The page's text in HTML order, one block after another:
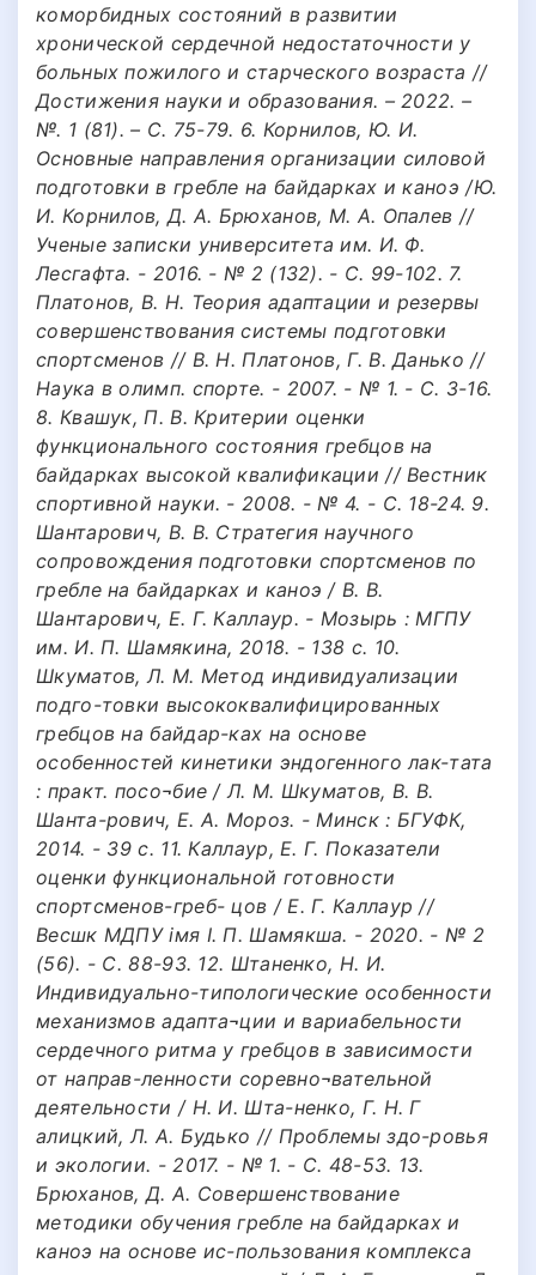
коморбидных состояний в развитии
хронической сердечной недостаточности у
больных пожилого и старческого возраста //
Достижения науки и образования. – 2022. –
№. 1 (81). – С. 75-79. 6. Корнилов, Ю. И.
Основные направления организации силовой
подготовки в гребле на байдарках и каноэ /Ю.
И. Корнилов, Д. А. Брюханов, М. А. Опалев //
Ученые записки университета им. И. Ф.
Лесгафта. - 2016. - № 2 (132). - С. 99-102. 7.
Платонов, В. Н. Теория адаптации и резервы
совершенствования системы подготовки
спортсменов // В. Н. Платонов, Г. В. Данько //
Наука в олимп. спорте. - 2007. - № 1. - С. 3-16.
8. Квашук, П. В. Критерии оценки
функционального состояния гребцов на
байдарках высокой квалификации // Вестник
спортивной науки. - 2008. - № 4. - С. 18-24. 9.
Шантарович, В. В. Стратегия научного
сопровождения подготовки спортсменов по
гребле на байдарках и каноэ / В. В.
Шантарович, Е. Г. Каллаур. - Мозырь : МГПУ
им. И. П. Шамякина, 2018. - 138 с. 10.
Шкуматов, Л. М. Метод индивидуализации
подго-товки высококвалифицированных
гребцов на байдар-ках на основе
особенностей кинетики эндогенного лак-тата
: практ. посо¬бие / Л. М. Шкуматов, В. В.
Шанта-рович, Е. А. Мороз. - Минск : БГУФК,
2014. - 39 с. 11. Каллаур, Е. Г. Показатели
оценки функциональной готовности
спортсменов-греб- цов / Е. Г. Каллаур //
Весшк МДПУ iмя I. П. Шамякша. - 2020. - № 2
(56). - С. 88-93. 12. Штаненко, Н. И.
Индивидуально-типологические особенности
механизмов адапта¬ции и вариабельности
сердечного ритма у гребцов в зависимости
от направ-ленности соревно¬вательной
деятельности / Н. И. Шта-ненко, Г. Н. Г
алицкий, Л. А. Будько // Проблемы здо-ровья
и экологии. - 2017. - № 1. - С. 48-53. 13.
Брюханов, Д. А. Совершенствование
методики обучения гребле на байдарках и
каноэ на основе ис-пользования комплекса